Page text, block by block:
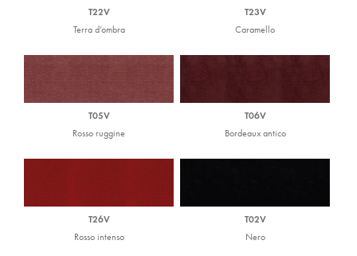
T22V
Terra d’ombra
T23V
Caramello
T05V
Rosso ruggine
T06V
Bordeaux antico
T26V
Rosso intenso
T02V
Nero